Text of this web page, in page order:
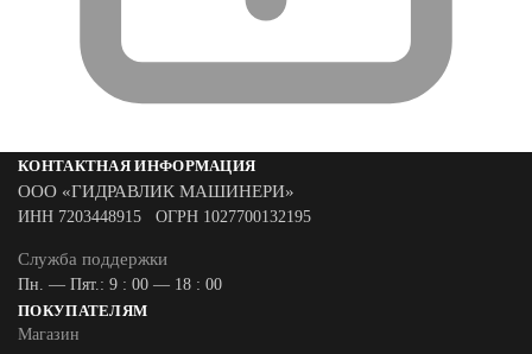
КОНТАКТНАЯ ИНФОРМАЦИЯ
ООО «ГИДРАВЛИК МАШИНЕРИ»
ИНН 7203448915 ОГРН 1027700132195
Служба поддержки
Пн. — Пят.: 9 : 00 — 18 : 00
ПОКУПАТЕЛЯМ
Магазин